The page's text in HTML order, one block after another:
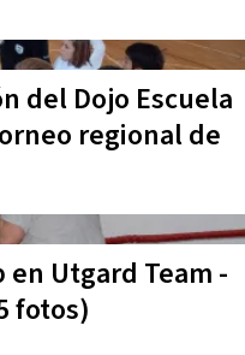
del Dojo Escuela
regional de
Utgard Team -
fotos)